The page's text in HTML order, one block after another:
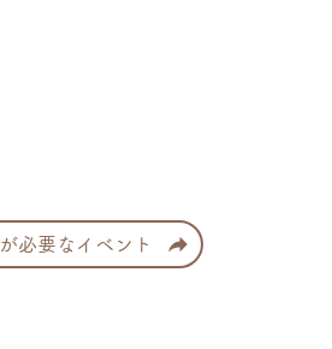
必要なイベント